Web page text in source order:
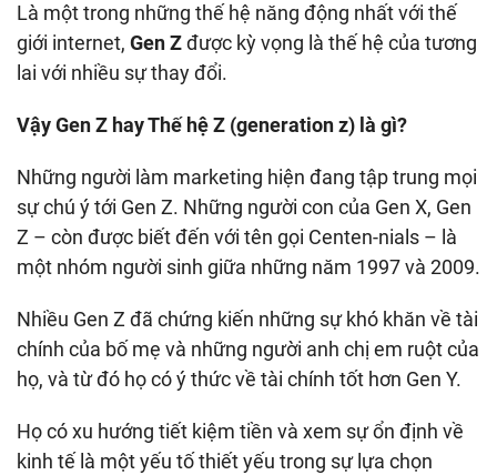
Là một trong những thế hệ năng động nhất với thế
giới internet, Gen Zđược kỳ vọng là thế hệ của tương
lai với nhiều sự thay đổi.
Vậy Gen Z hay Thế hệ Z (generation z) là gì?
Những người làm marketing hiện đang tập trung mọi
sự chú ý tới Gen Z. Những người con của Gen X, Gen
Z – còn được biết đến với tên gọi Centen-nials – là
một nhóm người sinh giữa những năm 1997 và 2009.
Nhiều Gen Z đã chứng kiến những sự khó khăn về tài
chính của bố mẹ và những người anh chị em ruột của
họ, và từ đó họ có ý thức về tài chính tốt hơn Gen Y.
Họ có xu hướng tiết kiệm tiền và xem sự ổn định về
kinh tế là một yếu tố thiết yếu trong sự lựa chọn